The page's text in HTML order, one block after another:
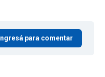
Ingresá para comentar